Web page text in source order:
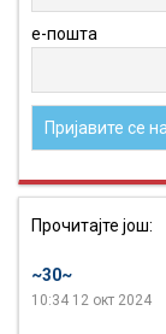
е-пошта
Прочитајте још:
~30~
10:34 12 окт 2024